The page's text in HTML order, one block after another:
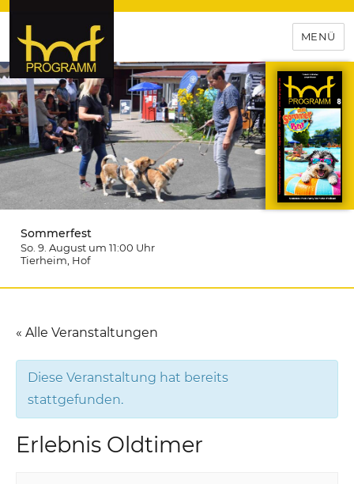
hof-programm – das
Veranstaltungsportal für
Hochfranken
MENÜ
Sommerfest
So. 9. August um 11:00 Uhr
Tierheim , Hof
« Alle Veranstaltungen
Diese Veranstaltung hat bereits
stattgefunden.
Erlebnis Oldtimer